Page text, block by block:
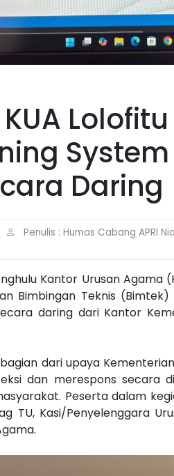
Daring
Penulis : Humas Cabang APRI
Kantor Urusan Agama
Bimbingan Teknis
daring dari Kantor
dari upaya
dan merespons secara
Peserta dalam
TU, Kasi/Penyelenggara